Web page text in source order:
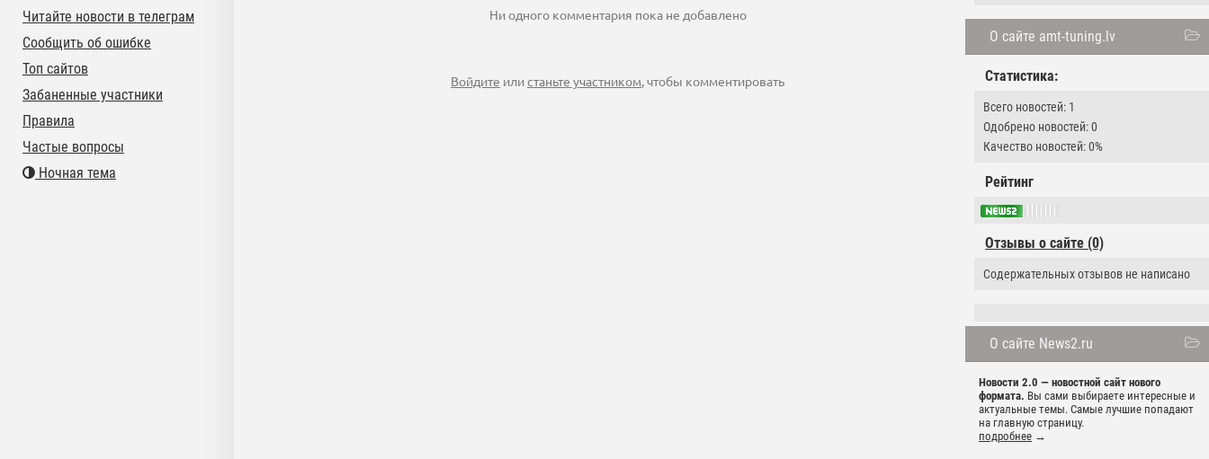
О сайте amt-tuning.lv
Статистика:
Всего новостей: 1
Одобрено новостей: 0
Качество новостей: 0%
Рейтинг
Отзывы о сайте (0)
Содержательных отзывов не написано
О сайте News2.ru
Новости 2.0 — новостной сайт нового
формата. Вы сами выбираете интересные и
актуальные темы. Самые лучшие попадают
на главную страницу.
подробнее →
Ни одного комментария пока не добавлено
Войдите илистаньте участником, чтобы комментировать
Читайте новости в телеграм
Сообщить об ошибке
Топ сайтов
Забаненные участники
Правила
Частые вопросы
Ночная тема